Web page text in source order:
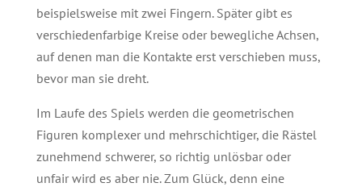
beispielsweise mit zwei Fingern. Später gibt es
verschiedenfarbige Kreise oder bewegliche Achsen,
auf denen man die Kontakte erst verschieben muss,
bevor man sie dreht.
Im Laufe des Spiels werden die geometrischen
Figuren komplexer und mehrschichtiger, die Rästel
zunehmend schwerer, so richtig unlösbar oder
unfair wird es aber nie. Zum Glück, denn eine